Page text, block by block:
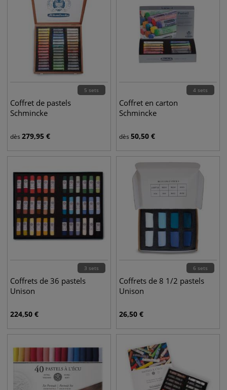
5 sets
Coffret de pastels
Schmincke
dès 279,95 €
4 sets
Coffret en carton
Schmincke
dès 50,50 €
3 sets
Coffrets de 36 pastels
Unison
224,50 €
6 sets
Coffrets de 8 1/2 pastels
Unison
26,50 €